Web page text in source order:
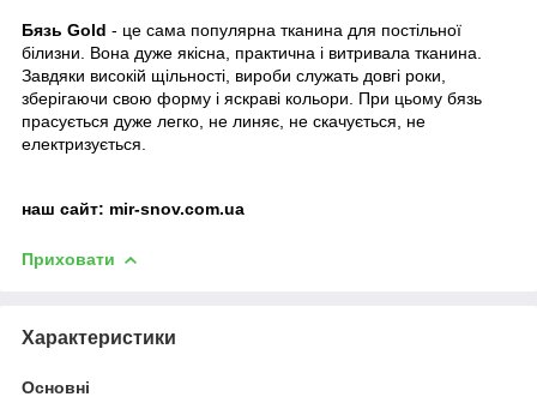
Бязь Gold - це сама популярна тканина для постільної
білизни. Вона дуже якісна, практична і витривала тканина.
Завдяки високій щільності, вироби служать довгі роки,
зберігаючи свою форму і яскраві кольори. При цьому бязь
прасується дуже легко, не линяє, не скачується, не
електризується.
наш сайт: mir-snov.com.ua
Приховати
Характеристики
Основні